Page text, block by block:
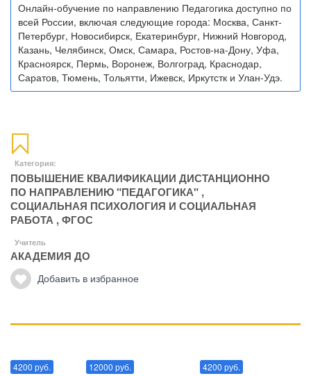
Онлайн-обучение по направлению Педагогика доступно по
всей России, включая следующие города: Москва, Санкт-
Петербург, Новосибирск, Екатеринбург, Нижний Новгород,
Казань, Челябинск, Омск, Самара, Ростов-на-Дону, Уфа,
Красноярск, Пермь, Воронеж, Волгоград, Краснодар,
Саратов, Тюмень, Тольятти, Ижевск, Иркутстк и Улан-Удэ.
Категория:
ПОВЫШЕНИЕ КВАЛИФИКАЦИИ ДИСТАНЦИОННО
ПО НАПРАВЛЕНИЮ "ПЕДАГОГИКА" ,
СОЦИАЛЬНАЯ ПСИХОЛОГИЯ И СОЦИАЛЬНАЯ
РАБОТА ,ФГОС
Учитель
АКАДЕМИЯ ДО
Добавить в избранное
4200 руб. 12000 руб. 4200 руб.